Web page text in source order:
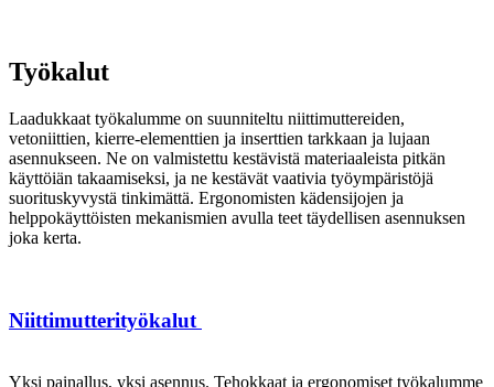
Työkalut
Laadukkaat työkalumme on suunniteltu niittimuttereiden,
vetoniittien, kierre-elementtien ja inserttien tarkkaan ja lujaan
asennukseen. Ne on valmistettu kestävistä materiaaleista pitkän
käyttöiän takaamiseksi, ja ne kestävät vaativia työympäristöjä
suorituskyvystä tinkimättä. Ergonomisten kädensijojen ja
helppokäyttöisten mekanismien avulla teet täydellisen asennuksen
joka kerta.
Niittimutterityökalut
Yksi painallus, yksi asennus. Tehokkaat ja ergonomiset työkalumme